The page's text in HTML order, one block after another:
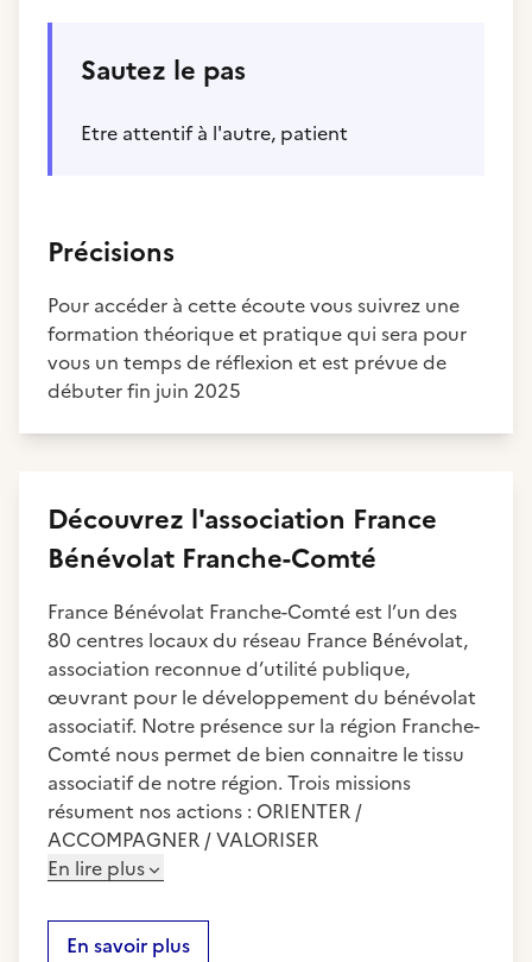
Sautez le pas
Etre attentif à l'autre, patient
Précisions
Pour accéder à cette écoute vous suivrez une
formation théorique et pratique qui sera pour
vous un temps de réflexion et est prévue de
débuter fin juin 2025
Découvrez l'association France
Bénévolat Franche-Comté
France Bénévolat Franche-Comté est l’un des
80 centres locaux du réseau France Bénévolat,
association reconnue d’utilité publique,
œuvrant pour le développement du bénévolat
associatif. Notre présence sur la région Franche-
Comté nous permet de bien connaitre le tissu
associatif de notre région. Trois missions
résument nos actions : ORIENTER /
ACCOMPAGNER / VALORISER
En lire plus
En savoir plus